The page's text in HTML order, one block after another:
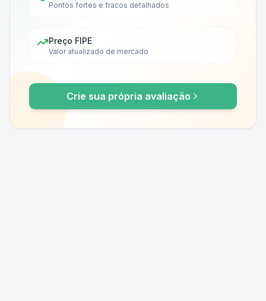
Pontos fortes e fracos detalhados
Preço FIPE
Valor atualizado de mercado
Crie sua própria avaliação